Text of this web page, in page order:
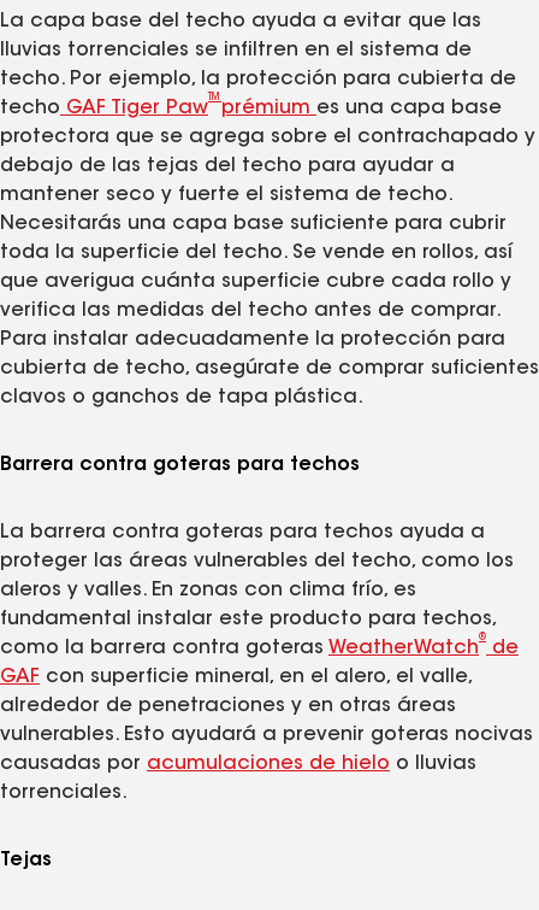
La capa base del techo ayuda a evitar que las
lluvias torrenciales se infiltren en el sistema de
techo. Por ejemplo, la protección para cubierta de
techo GAF Tiger Paw
TM
prémium es una capa base
protectora que se agrega sobre el contrachapado y
debajo de las tejas del techo para ayudar a
mantener seco y fuerte el sistema de techo.
Necesitarás una capa base suficiente para cubrir
toda la superficie del techo. Se vende en rollos, así
que averigua cuánta superficie cubre cada rollo y
verifica las medidas del techo antes de comprar.
Para instalar adecuadamente la protección para
cubierta de techo, asegúrate de comprar suficientes
clavos o ganchos de tapa plástica.
Barrera contra goteras para techos
La barrera contra goteras para techos ayuda a
proteger las áreas vulnerables del techo, como los
aleros y valles. En zonas con clima frío, es
fundamental instalar este producto para techos,
como la barrera contra goteras WeatherWatch
®
de
GAF con superficie mineral, en el alero, el valle,
alrededor de penetraciones y en otras áreas
vulnerables. Esto ayudará a prevenir goteras nocivas
causadas por acumulaciones de hielo o lluvias
torrenciales.
Tejas